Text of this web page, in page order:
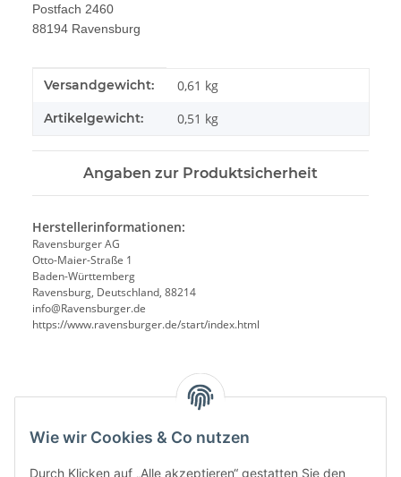
Wie wir Cookies & Co nutzen
Durch Klicken auf „Alle akzeptieren“ gestatten Sie den
Postfach 2460
88194 Ravensburg
Produkteigenschaft
Wert
Versandgewicht: 0,61 kg
Artikelgewicht: 0,51 kg
Angaben zur Produktsicherheit
Herstellerinformationen:
Ravensburger AG
Otto-Maier-Straße 1
Baden-Württemberg
Ravensburg, Deutschland, 88214
info@Ravensburger.de
https://www.ravensburger.de/start/index.html
Benachrichtigen, wenn verfügbar